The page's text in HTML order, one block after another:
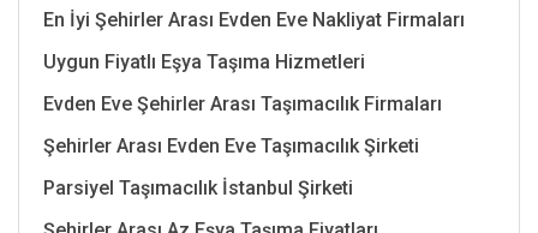
En İyi Şehirler Arası Evden Eve Nakliyat Firmaları
Uygun Fiyatlı Eşya Taşıma Hizmetleri
Evden Eve Şehirler Arası Taşımacılık Firmaları
Şehirler Arası Evden Eve Taşımacılık Şirketi
Parsiyel Taşımacılık İstanbul Şirketi